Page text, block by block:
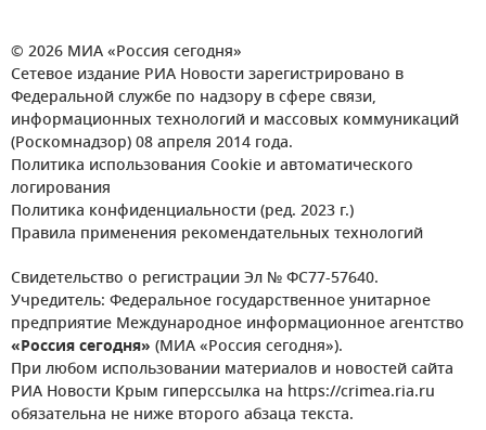
© 2026 МИА «Россия сегодня»
Сетевое издание РИА Новости зарегистрировано в
Федеральной службе по надзору в сфере связи,
информационных технологий и массовых коммуникаций
(Роскомнадзор) 08 апреля 2014 года.
Политика использования Cookie и автоматического
логирования
Политика конфиденциальности (ред. 2023 г.)
Правила применения рекомендательных технологий
Свидетельство о регистрации Эл № ФС77-57640.
Учредитель: Федеральное государственное унитарное
предприятие Международное информационное агентство
«Россия сегодня» (МИА «Россия сегодня»).
При любом использовании материалов и новостей сайта
РИА Новости Крым гиперссылка на https://crimea.ria.ru
обязательна не ниже второго абзаца текста.